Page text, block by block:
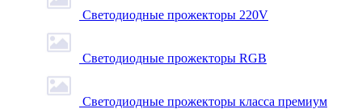
Светодиодные прожекторы 220V
Светодиодные прожекторы RGB
Светодиодные прожекторы класса премиум